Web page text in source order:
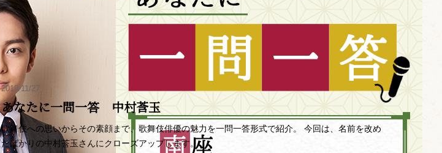
2019/11/27
あなたに一問一答 中村莟玉
歌舞伎への思いからその素顔まで、歌舞伎俳優の魅力を一問一答形式で紹介。 今回は、名前を改め
たばかりの中村莟玉さんにクローズアップします。